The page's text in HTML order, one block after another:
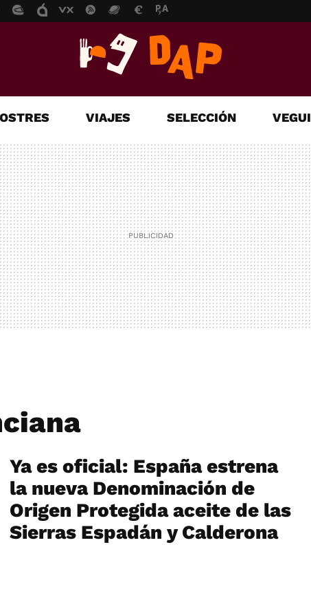
VIAJES SELECCIÓN VEGUI
Ya es oficial: España estrena
la nueva Denominación de
Origen Protegida aceite de las
Sierras Espadán y Calderona